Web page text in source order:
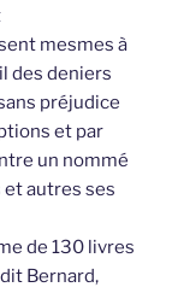
mesmes à
des deniers
préjudice
et par
un nommé
autres ses
de 130 livres
Bernard,